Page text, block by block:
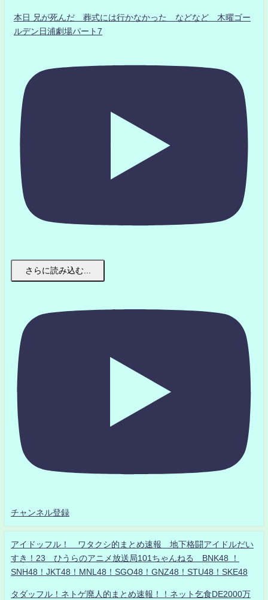
本日 兄が死んだ 葬式には行かなかった などなど 木曜ゴー
ルデン日浦劇場パート7
さらに読み込む...
チャンネル登録
アイドッフル！ ワタクシ的まとめ速報 地下格闘アイドルだい
すき！23 ひうらのアニメ放送局101ちゃんねる BNK48 ！
SNH48！JKT48！MNL48！SGO48！GNZ48！STU48！SKE48
タダッフル！ネトゲ廃人的まとめ速報！！ネット乞食DE2000万